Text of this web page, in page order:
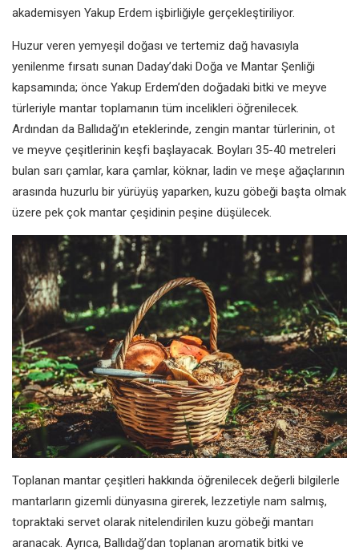
akademisyen Yakup Erdem işbirliğiyle gerçekleştiriliyor.
Huzur veren yemyeşil doğası ve tertemiz dağ havasıyla
yenilenme fırsatı sunan Daday’daki Doğa ve Mantar Şenliği
kapsamında; önce Yakup Erdem’den doğadaki bitki ve meyve
türleriyle mantar toplamanın tüm incelikleri öğrenilecek.
Ardından da Ballıdağ’ın eteklerinde, zengin mantar türlerinin, ot
ve meyve çeşitlerinin keşfi başlayacak. Boyları 35-40 metreleri
bulan sarı çamlar, kara çamlar, köknar, ladin ve meşe ağaçlarının
arasında huzurlu bir yürüyüş yaparken, kuzu göbeği başta olmak
üzere pek çok mantar çeşidinin peşine düşülecek.
Toplanan mantar çeşitleri hakkında öğrenilecek değerli bilgilerle
mantarların gizemli dünyasına girerek, lezzetiyle nam salmış,
topraktaki servet olarak nitelendirilen kuzu göbeği mantarı
aranacak. Ayrıca, Ballıdağ’dan toplanan aromatik bitki ve